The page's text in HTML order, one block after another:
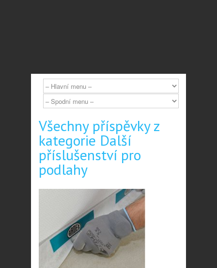
Všechny příspěvky z
kategorie Další
příslušenství pro
podlahy